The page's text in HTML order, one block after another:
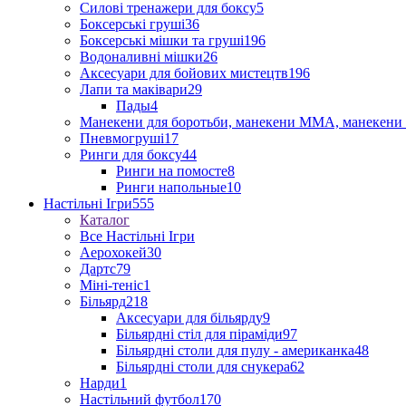
Силові тренажери для боксу5
Боксерські груші36
Боксерські мішки та груші196
Водоналивні мішки26
Аксесуари для бойових мистецтв196
Лапи та маківари29
Пады4
Манекени для боротьби, манекени ММА, манекени
Пневмогруші17
Ринги для боксу44
Ринги на помосте8
Ринги напольные10
Настільні Ігри555
Каталог
Все Настільні Ігри
Аерохокей30
Дартс79
Міні-теніс1
Більярд218
Аксесуари для більярду9
Більярдні стіл для піраміди97
Більярдні столи для пулу - американка48
Більярдні столи для снукера62
Нарди1
Настільний футбол170